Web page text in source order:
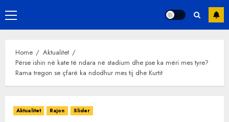
Primary
Menu
Home
Aktualitet
Përse ishin në kate të ndara në stadium dhe pse ka mëri mes tyre?
Rama tregon se çfarë ka ndodhur mes tij dhe Kurtit
Aktualitet Rajon Slider